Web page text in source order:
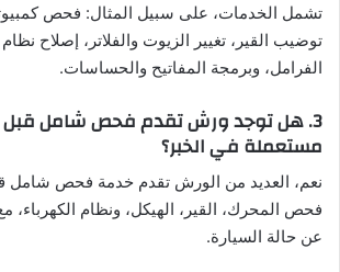
تشمل الخدمات، على سبيل المثال: فحص
توضيب القير، تغيير الزيوت والفلاتر، إصلاح نظام
الفرامل، وبرمجة المفاتيح والحساسات.
3. هل توجد ورش تقدم فحص شامل قبل
مستعملة في الخبر؟
نعم، العديد من الورش تقدم خدمة فحص شامل
فحص المحرك، القير، الهيكل، ونظام الكهرباء،
عن حالة السيارة.